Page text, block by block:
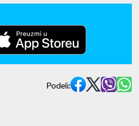
Podeli: